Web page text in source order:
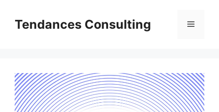
contenuTendances Consulting Menu